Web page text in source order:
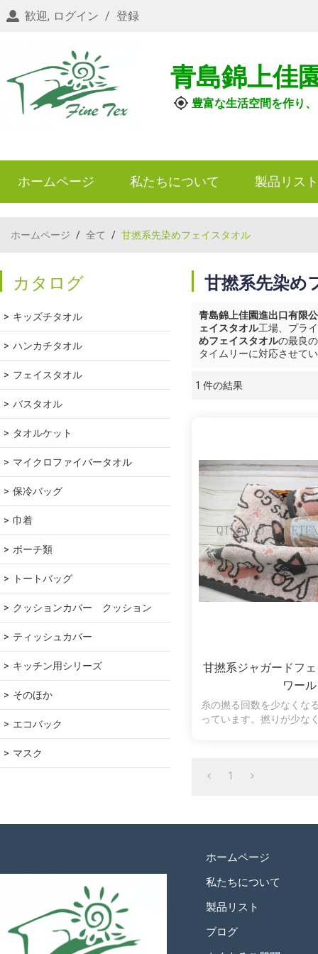
歓迎, ログイン / 登録
青島錦上佳
豊富な生活空間を作り
ホームページ 私たちについて 製品リスト
ホームページ / 全て / 甘撚系先染めフェイスタオル
カタログ
キッズチタオル
ハンカチタオル
フェイスタオル
バスタオル
タオルケット
マイクロファイバータオル
保冷バッグ
巾着
ポーチ類
トートバッグ
クッションカバー　クッション
ティッシュカバー
キッチン用シリーズ
そのほか
エコバック
マスク
甘撚系先染め
青島錦上佳園進出口有限
ェイスタオル工場、プラ
めフェイスタオルの最良
タイムリーに対応させて
1 件の結果
ショーケース
甘撚系ジャガードフ
ワー
糸の撚る回数を少なくな
っています。撚りが少な
1
ホームページ
私たちについて
製品リスト
ブログ